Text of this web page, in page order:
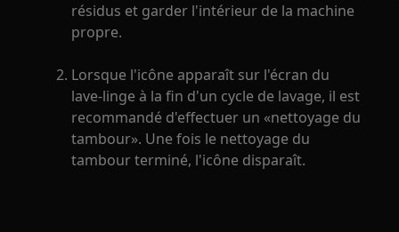
résidus et garder l'intérieur de la machine
propre.
Lorsque l'icône apparaît sur l'écran du
lave-linge à la fin d'un cycle de lavage, il est
recommandé d'effectuer un «nettoyage du
tambour». Une fois le nettoyage du
tambour terminé, l'icône disparaît.